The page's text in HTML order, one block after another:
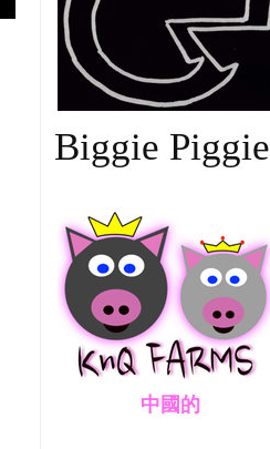
Biggie Piggie
中國的